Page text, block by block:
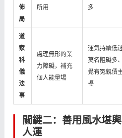
佈
局
所用 多
道
家
科
儀
法
事
處理無形的業
力障礙，補充
個人能量場
運氣持續低迷
莫名阻礙多
覺有冤親債
擾
關鍵二：善用風水堪
人運